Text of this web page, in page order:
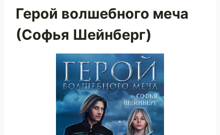
Герой волшебного меча
(Софья Шейнберг)